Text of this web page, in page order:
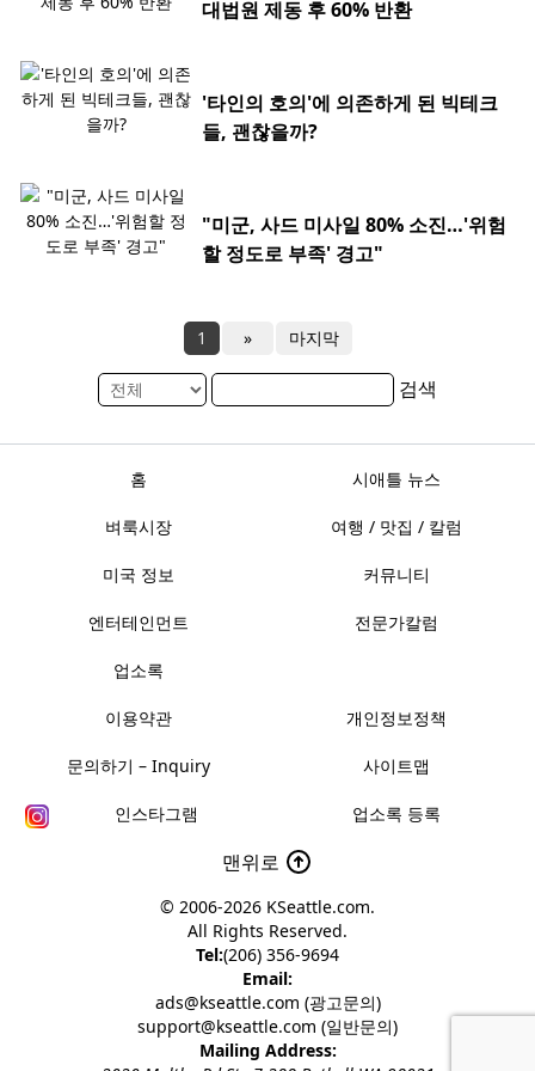
대법원 제동 후 60% 반환
'타인의 호의'에 의존하게 된 빅테크
들, 괜찮을까?
"미군, 사드 미사일 80% 소진…'위험
할 정도로 부족' 경고"
1 » 마지막
검색
홈 시애틀 뉴스
벼룩시장 여행 / 맛집 / 칼럼
미국 정보 커뮤니티
엔터테인먼트 전문가칼럼
업소록
이용약관 개인정보정책
문의하기 – Inquiry 사이트맵
인스타그램 업소록 등록
맨위로
© 2006-2026 KSeattle.com.
All Rights Reserved.
Tel:(206) 356-9694
Email:
ads@kseattle.com (광고문의)
support@kseattle.com (일반문의)
Mailing Address: